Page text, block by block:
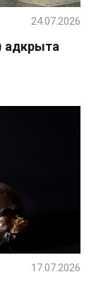
адкрыта
24.07.2026
17.07.2026